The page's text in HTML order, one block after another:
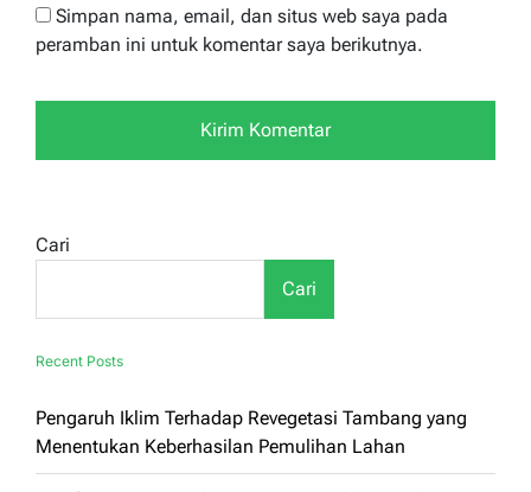
Simpan nama, email, dan situs web saya pada
peramban ini untuk komentar saya berikutnya.
Cari
Cari
Recent Posts
Pengaruh Iklim Terhadap Revegetasi Tambang yang
Menentukan Keberhasilan Pemulihan Lahan